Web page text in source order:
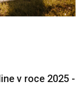
v roce 2025 -